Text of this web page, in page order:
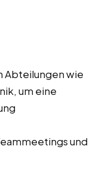
Abteilungen wie
um eine
und